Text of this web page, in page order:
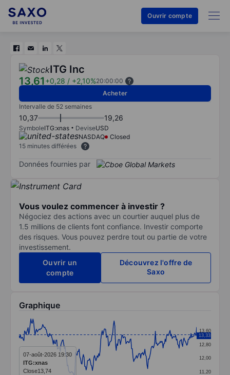
Ouvrir compte
ITG Inc
13,61+0,28 / +2,10%20:00:00
Acheter
Intervalle de 52 semaines
10,37 19,26
SymboleITG:xnas DeviseUSD
NASDAQ
Closed
15 minutes différées
Données fournies par
Vous voulez commencer à investir ?
Négociez des actions avec un courtier auquel plus de
1.5 millions de clients font confiance. Investir comporte
des risques. Vous pouvez perdre tout ou partie de votre
investissement.
Ouvrir un
compte
Découvrez l'offre de
Saxo
Graphique
Line chart with 255 data points.
The chart has 1 X axis displaying categories.
The chart has 1 Y axis displaying values. Data11,20
12,00
12,80
13,60
13,33
07-août-2026 19:30
ITG:xnas
Close13,74